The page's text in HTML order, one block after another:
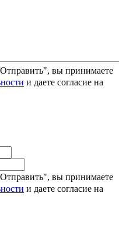
вы принимаете
и даете согласие на
вы принимаете
и даете согласие на